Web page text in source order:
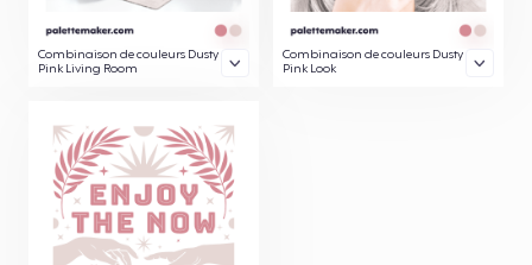
Combinaison de couleurs Dusty
Pink Living Room
Combinaison de couleurs Dusty
Pink Look